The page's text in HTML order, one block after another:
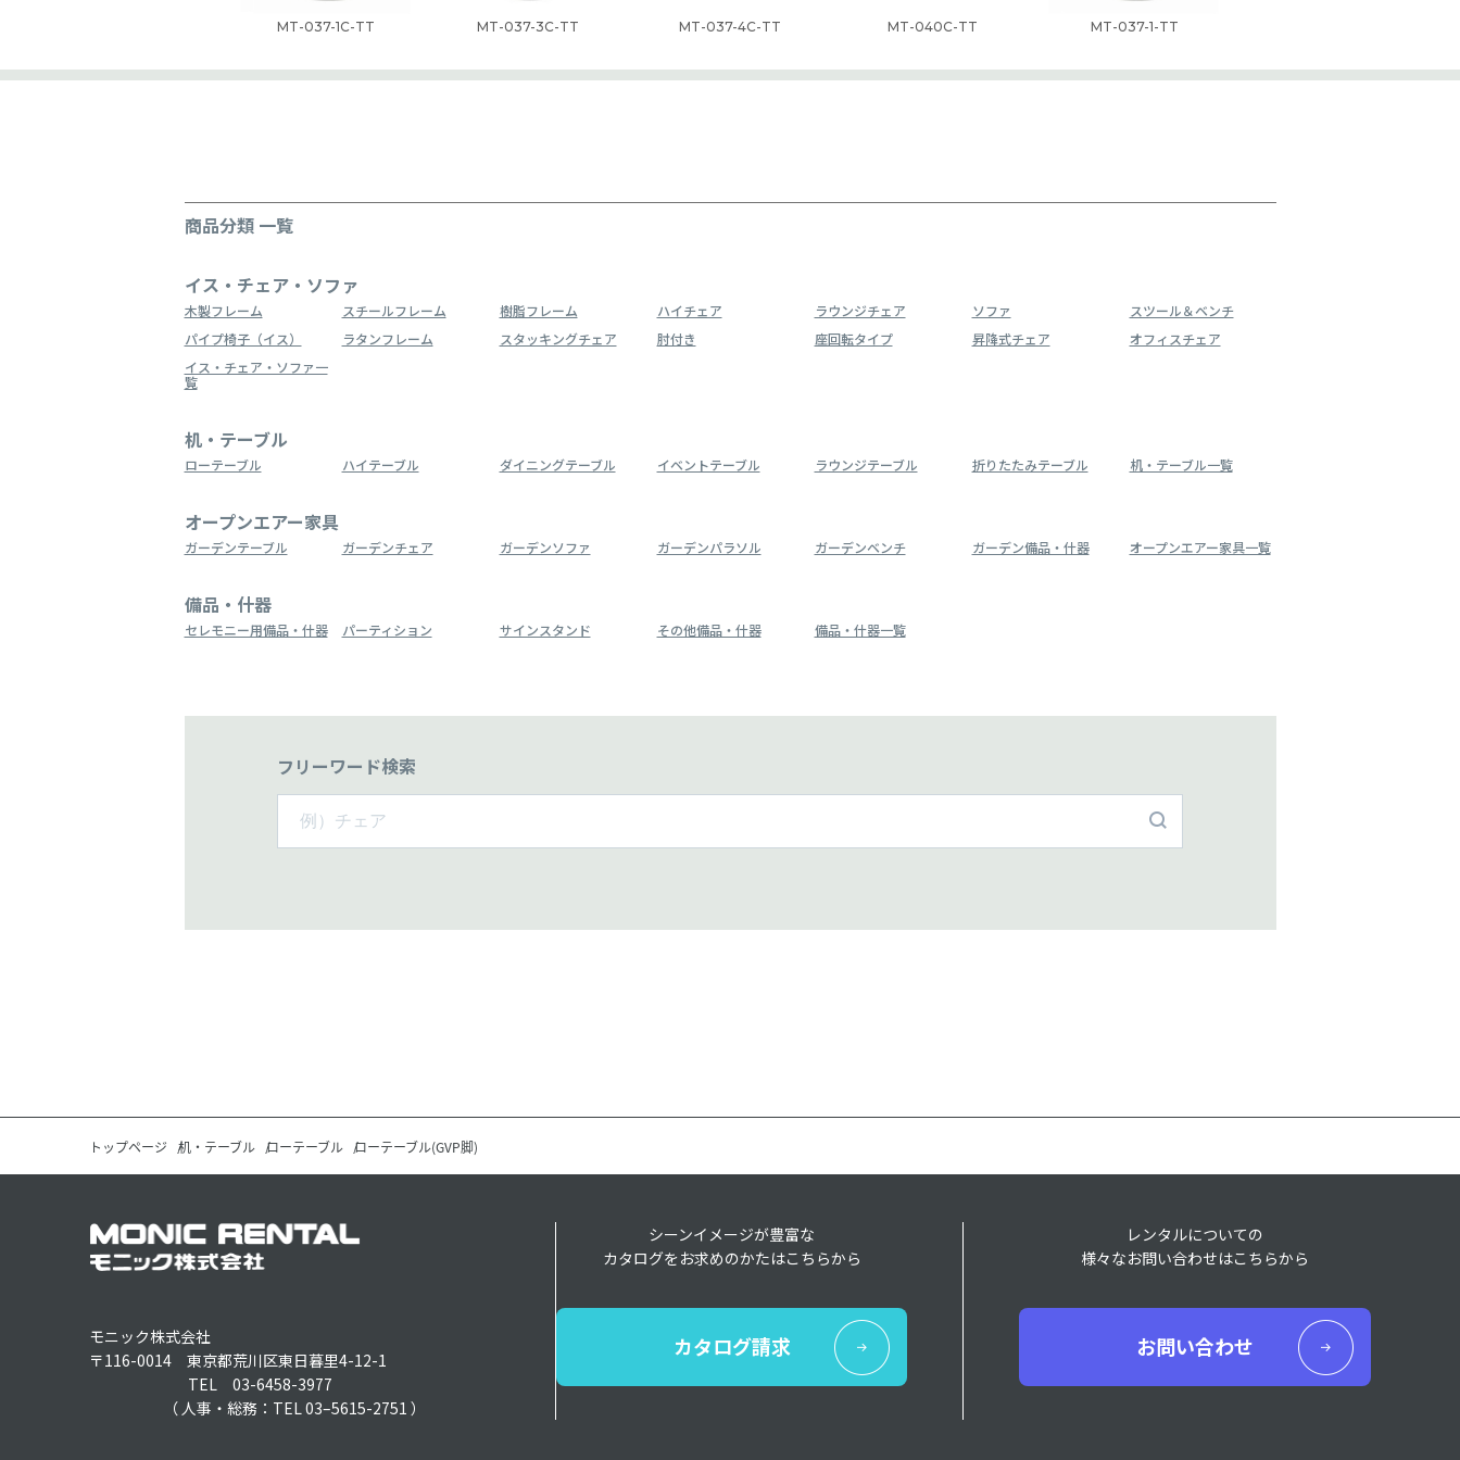
MT-037-1C-TT MT-037-3C-TT MT-037-4C-TT MT-040C-TT MT-037-1-TT
商品分類 一覧
イス・チェア・ソファ
木製フレーム スチールフレーム 樹脂フレーム ハイチェア ラウンジチェア ソファ
スツール＆ベンチ
パイプ椅子（イス）
ラタンフレーム スタッキングチェア 肘付き 座回転タイプ 昇降式チェア
オフィスチェア
イス・チェア・ソファ一
覧
机・テーブル
ローテーブル ハイテーブル ダイニングテーブル イベントテーブル ラウンジテーブル 折りたたみテーブル 机・テーブル一覧
オープンエアー家具
ガーデンテーブル ガーデンチェア ガーデンソファ ガーデンパラソル ガーデンベンチ ガーデン備品・什器 オープンエアー家具一覧
備品・什器
セレモニー用備品・什器 パーティション サインスタンド その他備品・什器 備品・什器一覧
フリーワード検索
トップページ 机・テーブル ローテーブル ローテーブル(GVP脚)
モニック株式会社
〒116-0014 東京都荒川区東日暮里4-12-1
TEL 03-6458-3977
（ 人事・総務：TEL 03–5615-2751 ）
シーンイメージが豊富な
カタログをお求めのかたはこちらから
カタログ請求
レンタルについての
様々なお問い合わせはこちらから
お問い合わせ